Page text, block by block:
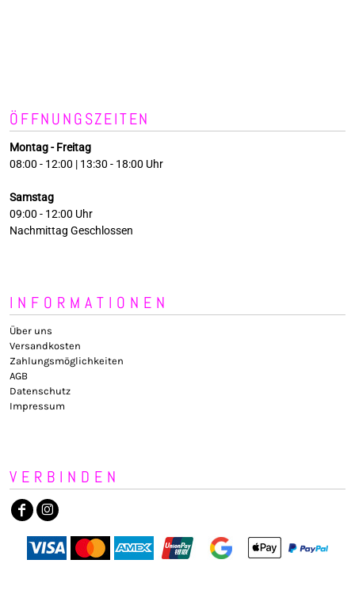
ÖFFNUNGSZEITEN
Montag - Freitag
08:00 - 12:00 | 13:30 - 18:00 Uhr
Samstag
09:00 - 12:00 Uhr
Nachmittag Geschlossen
INFORMATIONEN
Über uns
Versandkosten
Zahlungsmöglichkeiten
AGB
Datenschutz
Impressum
VERBINDEN